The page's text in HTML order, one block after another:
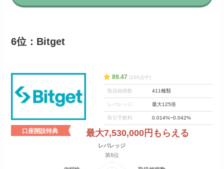
6位：Bitget
89.47 (100点中)
取扱銘柄数 411種類
レバレッジ 最大125倍
取引手数料 0.014%~0.042%
口座開設特典 最大7,530,000円もらえる
レバレッジ
第6位